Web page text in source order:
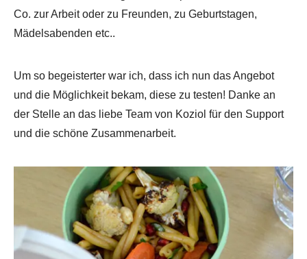
Co. zur Arbeit oder zu Freunden, zu Geburtstagen,
Mädelsabenden etc..
Um so begeisterter war ich, dass ich nun das Angebot
und die Möglichkeit bekam, diese zu testen! Danke an
der Stelle an das liebe Team von Koziol für den Support
und die schöne Zusammenarbeit.